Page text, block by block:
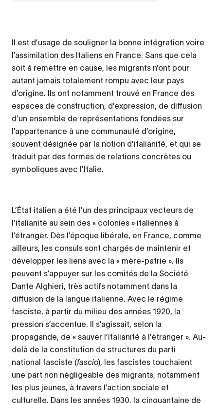
Contenu
d’origine
Il est d’usage de souligner la bonne intégration voire
l’assimilation des Italiens en France. Sans que cela
soit à remettre en cause, les migrants n’ont pour
autant jamais totalement rompu avec leur pays
d’origine. Ils ont notamment trouvé en France des
espaces de construction, d’expression, de diffusion
d’un ensemble de représentations fondées sur
l’appartenance à une communauté d’origine,
souvent désignée par la notion d’italianité, et qui se
traduit par des formes de relations concrètes ou
symboliques avec l’Italie.
L’État italien a été l’un des principaux vecteurs de
l’italianité au sein des « colonies » italiennes à
l’étranger. Dès l’époque libérale, en France, comme
ailleurs, les consuls sont chargés de maintenir et
développer les liens avec la « mère-patrie ». Ils
peuvent s’appuyer sur les comités de la Société
Dante Alghieri, très actifs notamment dans la
diffusion de la langue italienne. Avec le régime
fasciste, à partir du milieu des années 1920, la
pression s’accentue. Il s’agissait, selon la
propagande, de « sauver l’italianité à l’étranger ». Au-
delà de la constitution de structures du parti
national fasciste (fascio), les fascistes touchaient
une part non négligeable des migrants, notamment
les plus jeunes, à travers l’action sociale et
culturelle. Dans les années 1930, la cinquantaine de